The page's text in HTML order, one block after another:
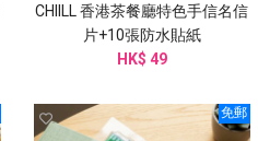
CHIILL 香港茶餐廳特色手信名信
片+10張防水貼紙
HK$ 49
免郵